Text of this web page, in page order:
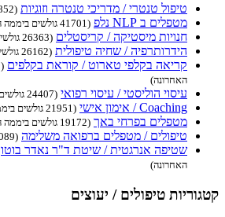
טיפול טנטרי / מדריכי טנטרה וזוגיות (47852 גולשים ביממה האחרונה)
מטפלים ב NLP נלפ (41701 גולשים ביממה האחרונה)
חנויות מיסטיקה / קריסטלים (26363 גולשים ביממה האחרונה)
הידרותרפיה / שחיה טיפולית (26162 גולשים ביממה האחרונה)
קריאה בקלפי טארוט / קוראת בקלפים
האחרונה)
עיסוי הוליסטי / עיסוי רפואי (24407 גולשים ביממה האחרונה)
Coaching / אימון אישי (21951 גולשים ביממה האחרונה)
מטפלים בפרחי באך (19172 גולשים ביממה האחרונה)
טיפולים / מטפלים ברפואה משלימה (19089 גולשים ביממה האחרונה)
שטיפה אנרגטית / שיטת ד"ר נאדר בוטו
האחרונה)
קטגוריות טיפולים / יעוצים